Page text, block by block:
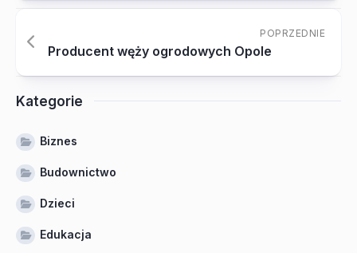
POPRZEDNIE
Producent węży ogrodowych Opole
Kategorie
Biznes
Budownictwo
Dzieci
Edukacja